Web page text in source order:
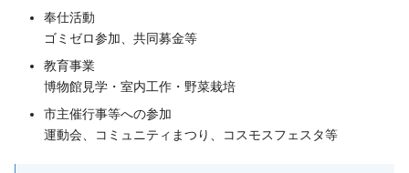
奉仕活動
ゴミゼロ参加、共同募金等
教育事業
博物館見学・室内工作・野菜栽培
市主催行事等への参加
運動会、コミュニティまつり、コスモスフェスタ等